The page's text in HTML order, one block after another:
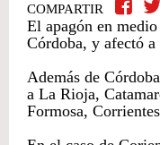
COMPARTIR
El apagón en
Córdoba, y afectó
Además de
a La Rioja,
Formosa,